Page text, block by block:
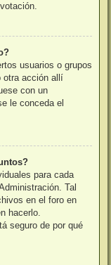
usuarios o grupos
otra acción allí
con un
le conceda el
para cada
Tal
en el foro en
hacerlo.
seguro de por qué